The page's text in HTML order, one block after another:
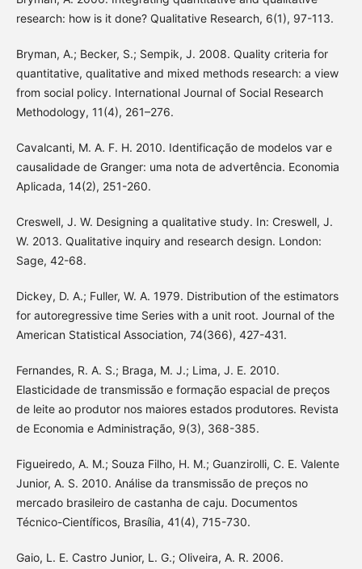
research: how is it done? Qualitative Research, 6(1), 97-113.
Bryman, A.; Becker, S.; Sempik, J. 2008. Quality criteria for
quantitative, qualitative and mixed methods research: a view
from social policy. International Journal of Social Research
Methodology, 11(4), 261–276.
Cavalcanti, M. A. F. H. 2010. Identificação de modelos var e
causalidade de Granger: uma nota de advertência. Economia
Aplicada, 14(2), 251-260.
Creswell, J. W. Designing a qualitative study. In: Creswell, J.
W. 2013. Qualitative inquiry and research design. London:
Sage, 42-68.
Dickey, D. A.; Fuller, W. A. 1979. Distribution of the estimators
for autoregressive time Series with a unit root. Journal of the
American Statistical Association, 74(366), 427-431.
Fernandes, R. A. S.; Braga, M. J.; Lima, J. E. 2010.
Elasticidade de transmissão e formação espacial de preços
de leite ao produtor nos maiores estados produtores. Revista
de Economia e Administração, 9(3), 368-385.
Figueiredo, A. M.; Souza Filho, H. M.; Guanzirolli, C. E. Valente
Junior, A. S. 2010. Análise da transmissão de preços no
mercado brasileiro de castanha de caju. Documentos
Técnico-Científicos, Brasília, 41(4), 715-730.
Gaio, L. E. Castro Junior, L. G.; Oliveira, A. R. 2006.